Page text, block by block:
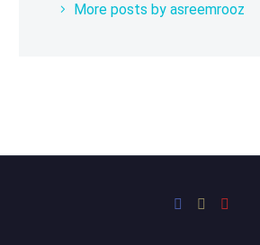
More posts by asreemrooz